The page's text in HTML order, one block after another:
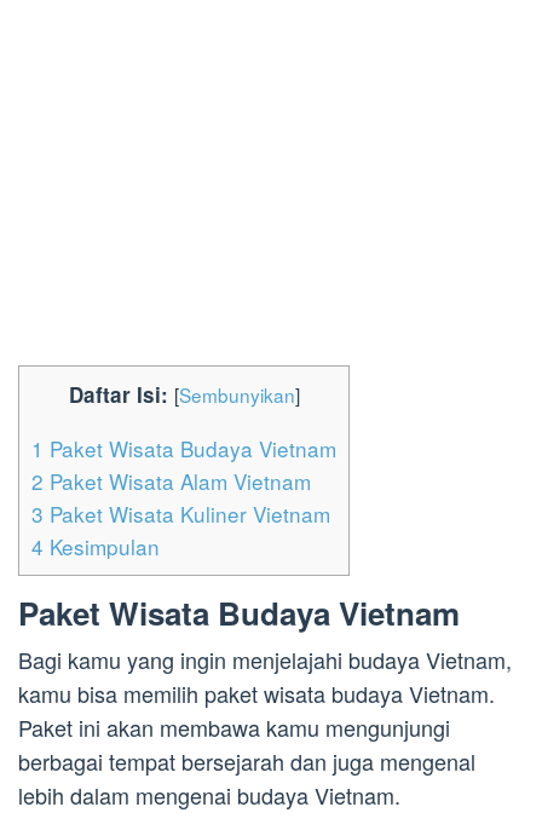
Daftar Isi: [Sembunyikan]
1 Paket Wisata Budaya Vietnam
2 Paket Wisata Alam Vietnam
3 Paket Wisata Kuliner Vietnam
4 Kesimpulan
Paket Wisata Budaya Vietnam
Bagi kamu yang ingin menjelajahi budaya Vietnam,
kamu bisa memilih paket wisata budaya Vietnam.
Paket ini akan membawa kamu mengunjungi
berbagai tempat bersejarah dan juga mengenal
lebih dalam mengenai budaya Vietnam.